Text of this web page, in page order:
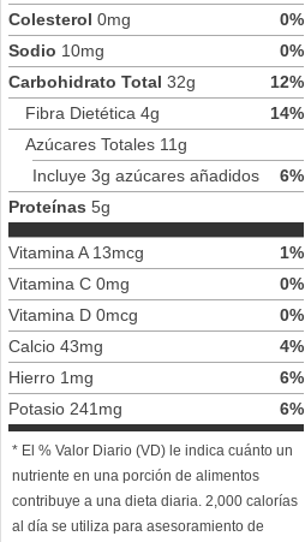
Colesterol 0mg
0%
Sodio 10mg
0%
Carbohidrato Total 32g
12%
Fibra Dietética 4g
14%
Azúcares Totales 11g
Incluye 3g azúcares añadidos
6%
Proteínas 5g
Vitamina A 13mcg
1%
Vitamina C 0mg
0%
Vitamina D 0mcg
0%
Calcio 43mg
4%
Hierro 1mg
6%
Potasio 241mg
6%
* El % Valor Diario (VD) le indica cuánto un
nutriente en una porción de alimentos
contribuye a una dieta diaria. 2,000 calorías
al día se utiliza para asesoramiento de